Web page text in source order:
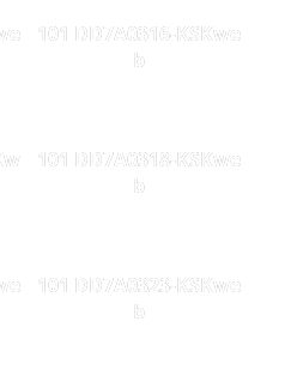
101 DD7A0316-KSKwe
b
101 DD7A0318-KSKwe
b
101 DD7A0323-KSKwe
b